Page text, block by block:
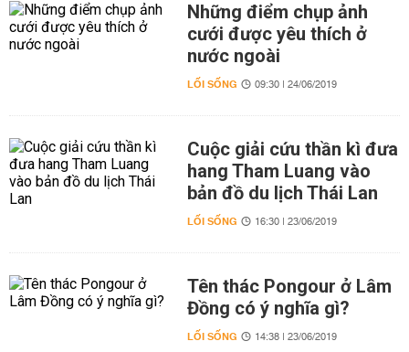
Những điểm chụp ảnh
cưới được yêu thích ở
nước ngoài
LỐI SỐNG 09:30 | 24/06/2019
Cuộc giải cứu thần kì đưa
hang Tham Luang vào
bản đồ du lịch Thái Lan
LỐI SỐNG 16:30 | 23/06/2019
Tên thác Pongour ở Lâm
Đồng có ý nghĩa gì?
LỐI SỐNG 14:38 | 23/06/2019